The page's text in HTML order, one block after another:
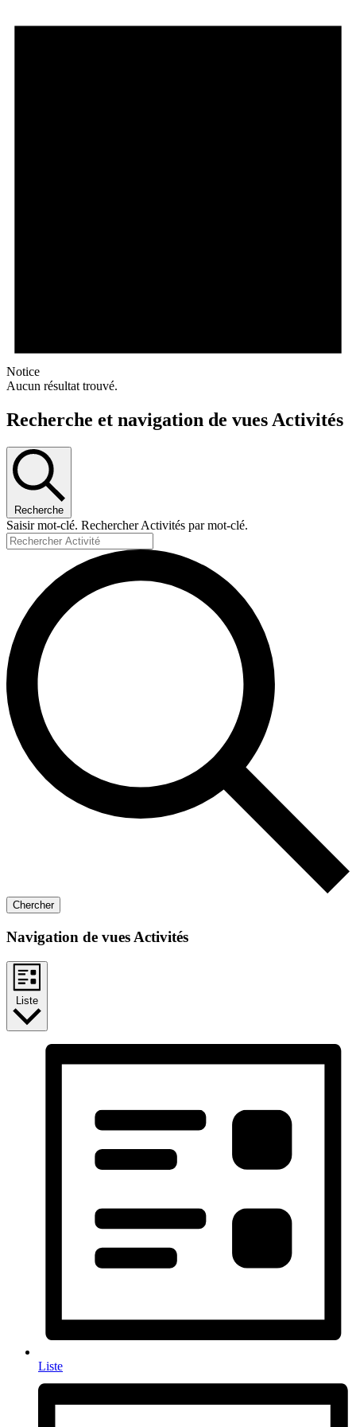
Notice
Aucun résultat trouvé.
Recherche et navigation de vues Activités
Recherche
Saisir mot-clé. Rechercher Activités par mot-clé.
Chercher
Navigation de vues Activités
Liste
Liste